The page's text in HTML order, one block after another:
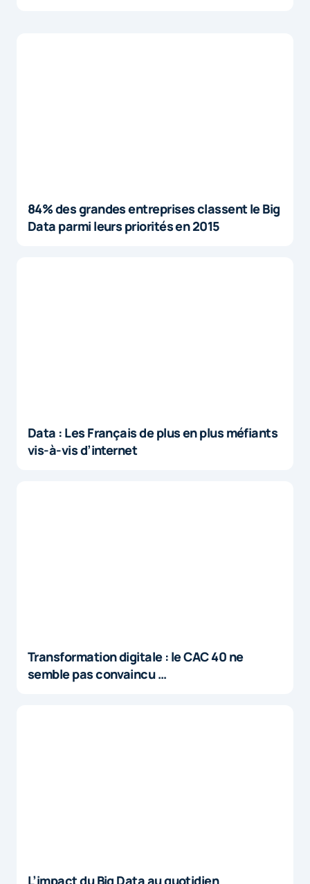
84% des grandes entreprises classent le Big
Data parmi leurs priorités en 2015
Data : Les Français de plus en plus méfiants
vis-à-vis d’internet
Transformation digitale : le CAC 40 ne
semble pas convaincu …
L’impact du Big Data au quotidien